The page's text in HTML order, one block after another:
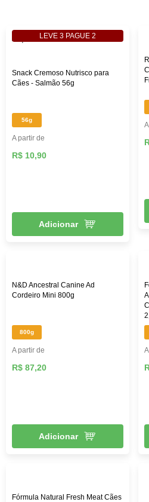
brinquedos que vão deixar seu
LEVE 3 PAGUE 2
Snack Cremoso Nutrisco para
Cães - Salmão 56g
56g
A partir de
R$ 10,90
Adicionar
N&D Ancestral Canine Ad
Cordeiro Mini 800g
800g
A partir de
R$ 87,20
Adicionar
Fórmula Natural Fresh Meat Cães